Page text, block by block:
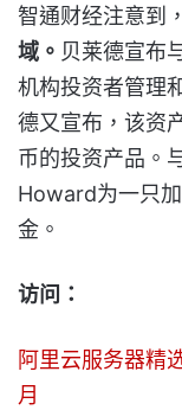
智通财经注意到，
域。 贝莱德宣布
机构投资者管理
德又宣布，该资
币的投资产品。
Howard为一只
金。
访问：
阿里云服务器精
月